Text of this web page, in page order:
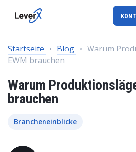
Startseite Blog
Warum
EWM brauchen
Warum
brauchen
Brancheneinblicke